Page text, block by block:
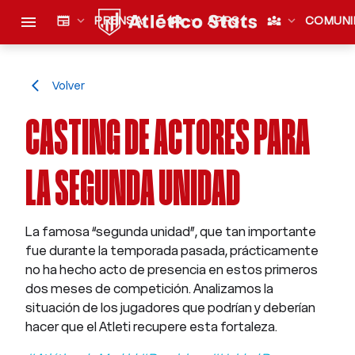
menu newspaper expand_more PRENSA sports_esports expand_more APPS diversity_3 expand_more
arrow_back_ios Volver
CASTING DE ACTORES PARA
LA SEGUNDA UNIDAD
La famosa “segunda unidad”, que tan importante
fue durante la temporada pasada, prácticamente
no ha hecho acto de presencia en estos primeros
dos meses de competición. Analizamos la
situación de los jugadores que podrían y deberían
hacer que el Atleti recupere esta fortaleza.